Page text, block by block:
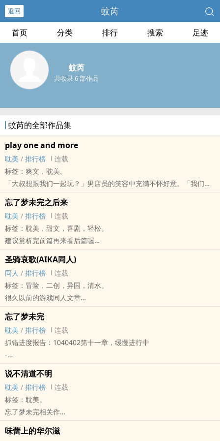
返回 蚊芮
首页 分类 排行 搜索 足迹
蚊芮
共收录 6 部作品
蚊芮的全部作品集
play one and more
‎耽‎美‎‍ / 排行榜
连载
标签：爽文，‎耽‎美‎‍。
「大叔想跟我们一起玩？」男店员的笑容中充满不怀好意。「我们可
是非常欢迎的唷。」
他的女朋友衣着凌乱的瘫在马桶上，三角‎‌‍内‌裤‌撕裂一边落在脚踝，红
肿的嘴泛着晶莹透亮的光泽，根本掩不住春光的短裙此时正在高高的
撑起。
……高高的撑起？
#肉
#‌‎多‎P‎
#伪娘
#年下
#‍人‍‎妻‍‌‍
#‍‎荡‍‎‌妇‌‎‍
#各种组合
#任君挑选
#你猜有几个？
#今晚要哪道？
在水里写字(全文免费)
粉专(什么都没有)
噗浪(政治吠噗)
……所以我说后面这两个贴上来公开做啥
忘了梦未完之后来
‎耽‎美‎‍ / 排行榜
连载
标签：‎耽‎美‎‍，甜文，喜剧，轻松。
建议赏析完前篇再来看后篇喔
而且保证有肉，不会太多(?)，期待‌‎‌高‌‍‎H‍‌的读者，请不要大意的速度点
击离开
-
雷：小吉来，我们约法三章。（￣ー￣）
吉：好啊。（・∀・）
雷：以后在我家不可以提到阿峰。（￣ー￣）
吉：为什么？Σ（ ° △ °|||）
雷：提到一次，我就惩罚你的屁股一次，每个星期六结算喔。（＝￣
雷：小吉，我们还是改一下之前的约定，改成在我的床上不能提到就
好。（腰酸）（＂▔□▔）/
吉：嗯，好主意。（屁股痛）இдஇ
-
#‎‍‎1‌v‌1‎#
#地下乐团出头天#
圣骑哀歌(AIKA‎‍同‍‎人‍‌)
‎‍同‍‎人‍‌ / 排行榜
连载
标签：冒险，二创，异国，清水。
很久以前的游戏‎‍同‍‎人‍‌文章
关于三个小屁孩的友情故事
关于一个想尽忠职守骑士精神的立志故事
忘了梦未完
‎耽‎美‎‍ / 排行榜
连载
抓错进度报告：1040402第十一章，缓慢进行中
-
须成全的呀！
哎呀，可是怎么还会这么难受呢？明明告诉自己不哭不哭，眼泪是珍
珠，越哭越像猪的……
一把小吉他在学长们的各种呵护疼爱下，纯洁长大的故事。
#‎‍‎1‌v‌1‎#
说不清道不明
‎耽‎美‎‍ / 排行榜
连载
标签：‎耽‎美‎‍。
忘了梦未完相关作
十五岁那年结下的孽缘，他强扭他的自由
味蕾上的华尔滋